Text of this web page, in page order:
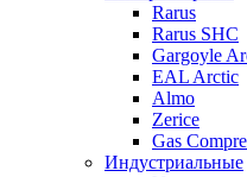
Rarus
Rarus SHC
Gargoyle
EAL Arctic
Almo
Zerice
Gas
Индустриальные